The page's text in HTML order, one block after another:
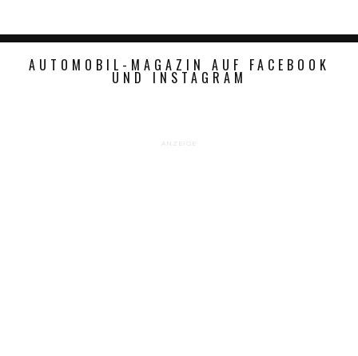
AUTOMOBIL-MAGAZIN AUF FACEBOOK
UND INSTAGRAM
ANZEIGE